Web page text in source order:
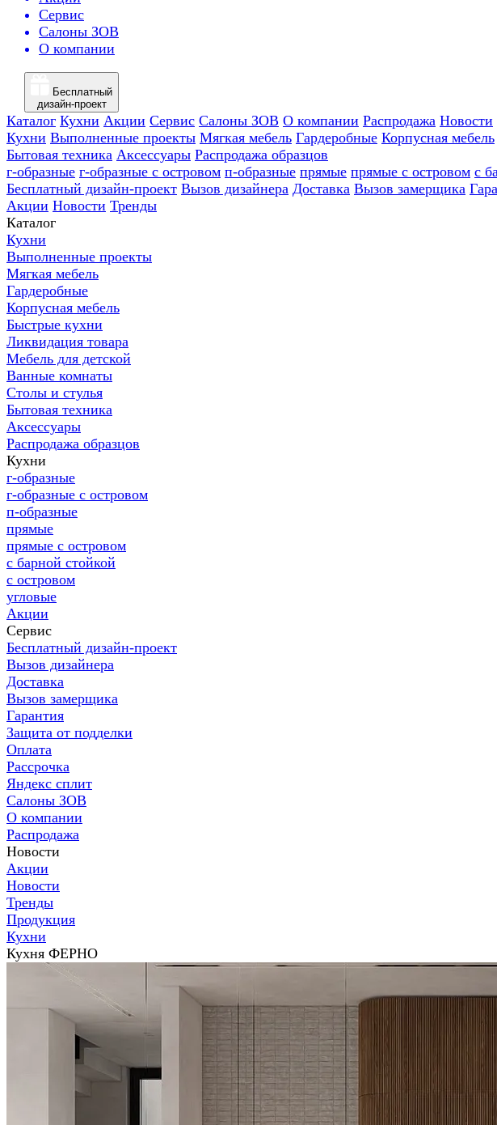
Сервис
Салоны ЗОВ
О компании
Бесплатный
дизайн-проект
Каталог Кухни Акции Сервис Салоны ЗОВ О компании Распродажа Новости
Кухни Выполненные проекты Мягкая мебель Гардеробные Корпусная мебель
Бытовая техника Аксессуары Распродажа образцов
г-образные г-образные с островом п-образные прямые прямые с островом с
Бесплатный дизайн-проект Вызов дизайнера Доставка Вызов замерщика
Акции Новости Тренды
Каталог
Кухни
Выполненные проекты
Мягкая мебель
Гардеробные
Корпусная мебель
Быстрые кухни
Ликвидация товара
Мебель для детской
Ванные комнаты
Столы и стулья
Бытовая техника
Аксессуары
Распродажа образцов
Кухни
г-образные
г-образные с островом
п-образные
прямые
прямые с островом
с барной стойкой
с островом
угловые
Акции
Сервис
Бесплатный дизайн-проект
Вызов дизайнера
Доставка
Вызов замерщика
Гарантия
Защита от подделки
Оплата
Рассрочка
Яндекс сплит
Салоны ЗОВ
О компании
Распродажа
Новости
Акции
Новости
Тренды
Продукция
Кухни
Кухня ФЕРНО